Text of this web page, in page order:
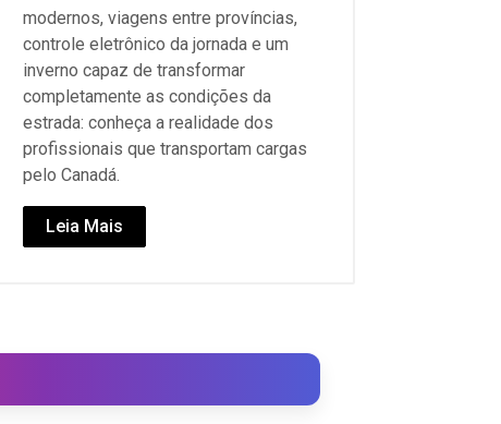
modernos, viagens entre províncias,
controle eletrônico da jornada e um
inverno capaz de transformar
completamente as condições da
estrada: conheça a realidade dos
profissionais que transportam cargas
pelo Canadá.
Leia Mais